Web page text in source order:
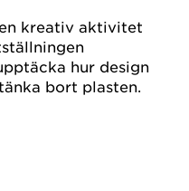
kreativ aktivitet
hur design
bort plasten.